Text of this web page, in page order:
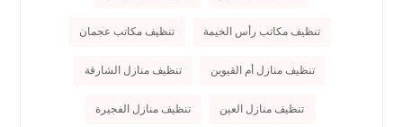
تنظيف مكاتب رأس الخيمة تنظيف مكاتب عجمان
تنظيف منازل أم القيوين تنظيف منازل الشارقة
تنظيف منازل العين تنظيف منازل الفجيرة